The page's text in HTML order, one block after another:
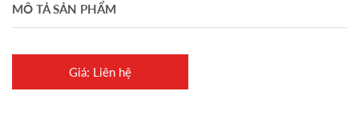
MÔ TẢ SẢN PHẨM
Giá: Liên hệ